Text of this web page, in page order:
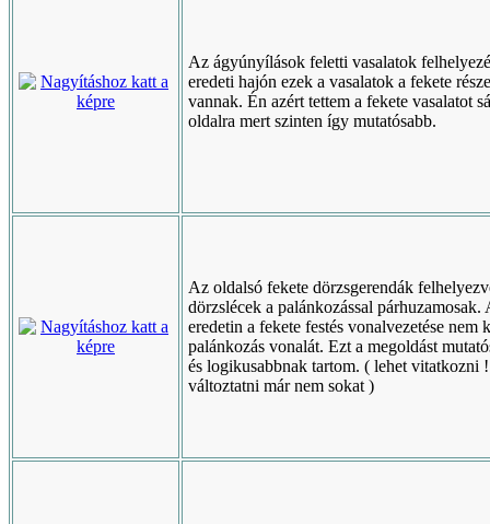
Az ágyúnyílások feletti vasalatok
eredeti hajón ezek a vasalatok a fekete
vannak. Én azért tettem a fekete vasalatot
oldalra mert szinten így mutatósabb.
Az oldalsó fekete dörzsgerendák
dörzslécek a palánkozással párhuzamosak.
eredetin a fekete festés vonalvezetése nem
palánkozás vonalát. Ezt a megoldást
és logikusabbnak tartom. ( lehet vitatkozni
változtatni már nem sokat )